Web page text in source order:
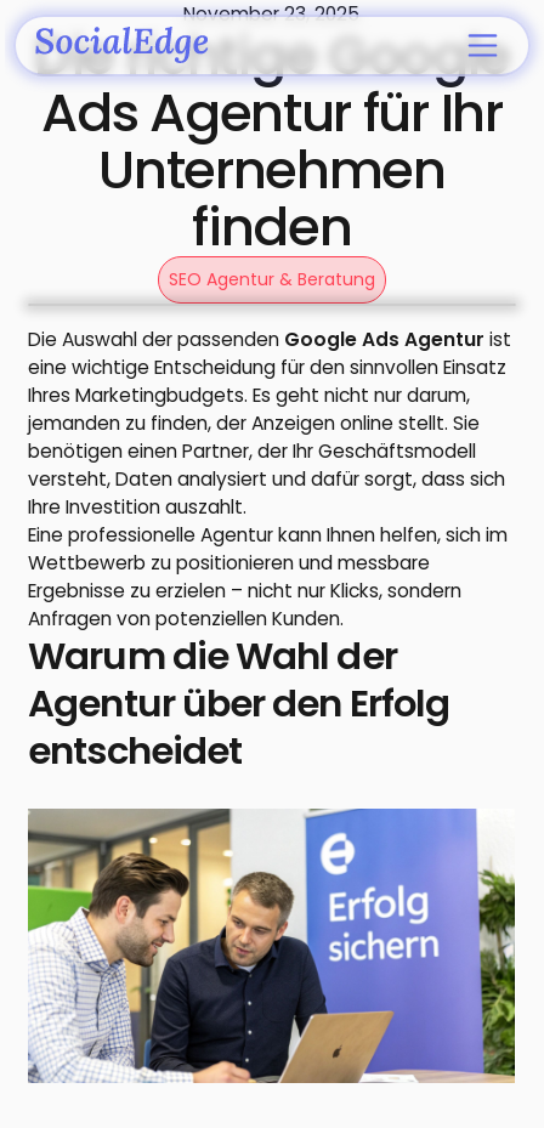
November 23, 2025
Die richtige Google
Ads Agentur für Ihr
Unternehmen
finden
SEO Agentur & Beratung
Die Auswahl der passenden Google Ads Agentur ist
eine wichtige Entscheidung für den sinnvollen Einsatz
Ihres Marketingbudgets. Es geht nicht nur darum,
jemanden zu finden, der Anzeigen online stellt. Sie
benötigen einen Partner, der Ihr Geschäftsmodell
versteht, Daten analysiert und dafür sorgt, dass sich
Ihre Investition auszahlt.
Eine professionelle Agentur kann Ihnen helfen, sich im
Wettbewerb zu positionieren und messbare
Ergebnisse zu erzielen – nicht nur Klicks, sondern
Anfragen von potenziellen Kunden.
Warum die Wahl der
Agentur über den Erfolg
entscheidet